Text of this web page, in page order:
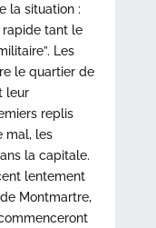
la situation :
rapide tant le
Les
le quartier de
leur
replis
mal, les
la capitale.
lentement
Montmartre,